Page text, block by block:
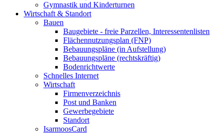
Gymnastik und Kinderturnen
Wirtschaft & Standort
Bauen
Baugebiete - freie Parzellen, Interessentenlisten
Flächennutzungsplan (FNP)
Bebauungspläne (in Aufstellung)
Bebauungspläne (rechtskräftig)
Bodenrichtwerte
Schnelles Internet
Wirtschaft
Firmenverzeichnis
Post und Banken
Gewerbegebiete
Standort
IsarmoosCard